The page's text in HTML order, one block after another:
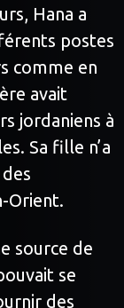
Hana a
postes
comme en
avait
jordaniens à
Sa fille n’a
Orient.
source de
se
des